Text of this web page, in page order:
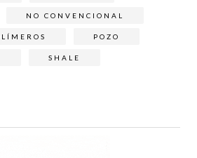
NO CONVENCIONAL
POZO
SHALE